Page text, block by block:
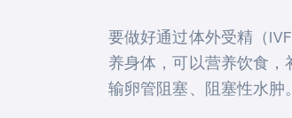
要做好通过体外受精（
养身体，可以营养饮食
输卵管阻塞、阻塞性水肿